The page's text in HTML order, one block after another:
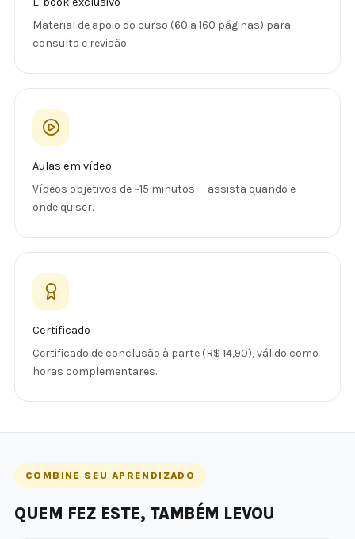
Material de apoio do curso (60 a 160 páginas) para
consulta e revisão.
Aulas em vídeo
Vídeos objetivos de ~15 minutos — assista quando e
onde quiser.
Certificado
Certificado de conclusão à parte (R$ 14,90), válido como
horas complementares.
COMBINE SEU APRENDIZADO
QUEM FEZ ESTE, TAMBÉM LEVOU